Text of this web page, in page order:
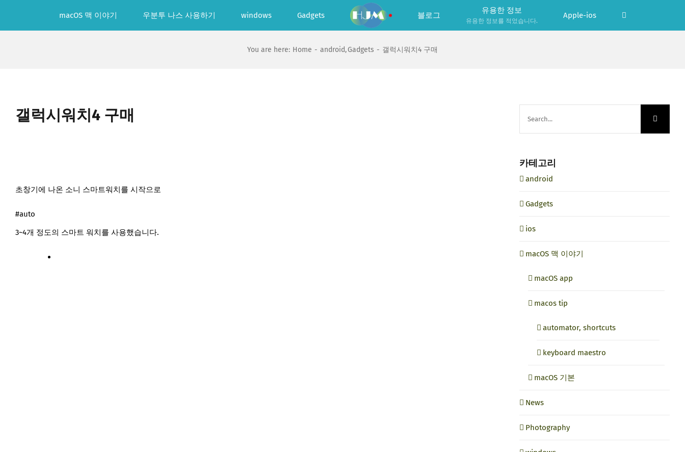
macOS 맥 이야기 우분투 나스 사용하기 windows Gadgets 블로그
유용한 정보
유용한 정보를 적었습니다.
Apple-ios
You are here: Home android Gadgets 갤럭시워치4 구매
갤럭시워치4 구매
초창기에 나온 소니 스마트워치를 시작으로
#auto
3~4개 정도의 스마트 워치를 사용했습니다.
카테고리
android
Gadgets
ios
macOS 맥 이야기
macOS app
macos tip
automator, shortcuts
keyboard maestro
macOS 기본
News
Photography